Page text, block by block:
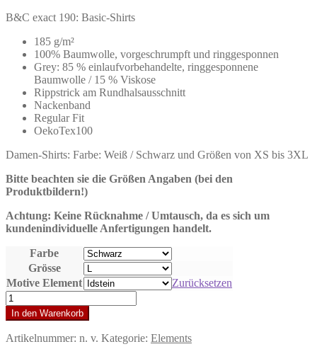
B&C exact 190: Basic-Shirts
185 g/m²
100% Baumwolle, vorgeschrumpft und ringgesponnen
Grey: 85 % einlaufvorbehandelte, ringgesponnene
Baumwolle / 15 % Viskose
Rippstrick am Rundhalsausschnitt
Nackenband
Regular Fit
OekoTex100
Damen-Shirts: Farbe: Weiß / Schwarz und Größen von XS bis 3XL
Bitte beachten sie die Größen Angaben (bei den
Produktbildern!)
Achtung: Keine Rücknahme / Umtausch, da es sich um
kundenindividuelle Anfertigungen handelt.
Farbe
Grösse
Motive Element
Zurücksetzen
Damen
T-
Shirt
Elements
In den Warenkorb
Artikelnummer: n. v. Kategorie: Elements